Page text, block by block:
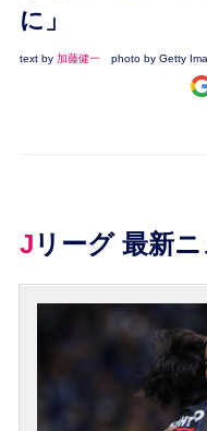
高校サッカー
に」
text by 加藤健一 photo by Getty
Jリーグ 最新